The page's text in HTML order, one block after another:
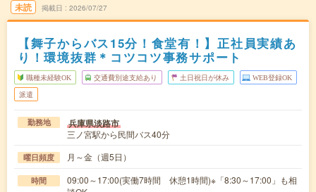
未読 掲載日 2026/07/27
【舞子からバス15分！食堂有！】正社員実績あ
り！環境抜群＊コツコツ事務サポート
職種未経験OK 交通費別途支給あり 土日祝日が休み WEB登録OK
派遣
勤務地 兵庫県淡路市
三ノ宮駅から民間バス40分
曜日頻度 月～金（週5日）
時間
09:00～17:00(実働7時間 休憩1時間)※「8:30～17:00」も相